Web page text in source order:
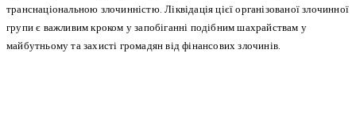
транснаціональною злочинністю. Ліквідація цієї організованої злочинної
групи є важливим кроком у запобіганні подібним шахрайствам у
майбутньому та захисті громадян від фінансових злочинів.